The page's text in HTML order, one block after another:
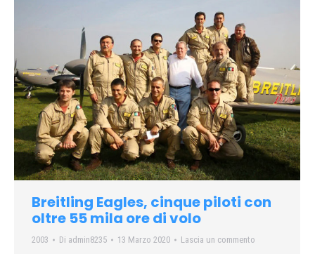
Breitling Eagles, cinque piloti con
oltre 55 mila ore di volo
2003 Di admin8235 13 Marzo 2020 Lascia un commento